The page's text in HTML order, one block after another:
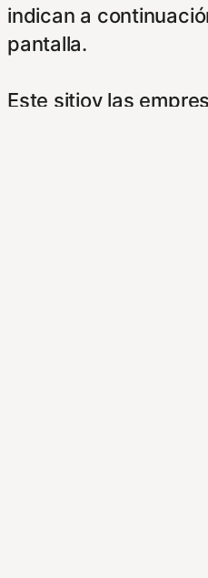
indican a
pantalla.
Este sitioy las